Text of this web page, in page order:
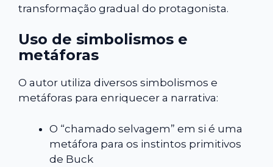
transformação gradual do protagonista.
Uso de simbolismos e
metáforas
O autor utiliza diversos simbolismos e
metáforas para enriquecer a narrativa:
O “chamado selvagem” em si é uma
metáfora para os instintos primitivos
de Buck